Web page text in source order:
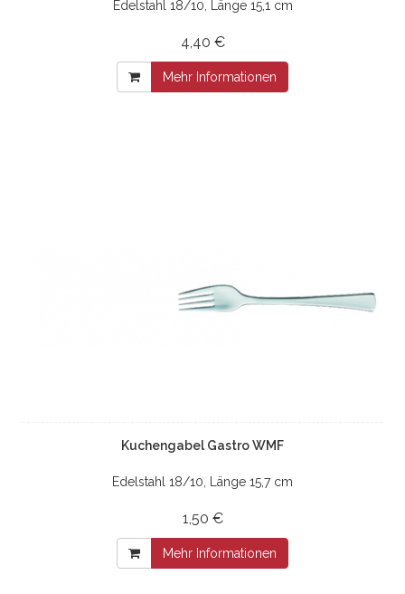
Edelstahl 18/10, Länge 15,1 cm
4,40 €
Mehr Informationen
Kuchengabel Gastro WMF
Edelstahl 18/10, Länge 15,7 cm
1,50 €
Mehr Informationen